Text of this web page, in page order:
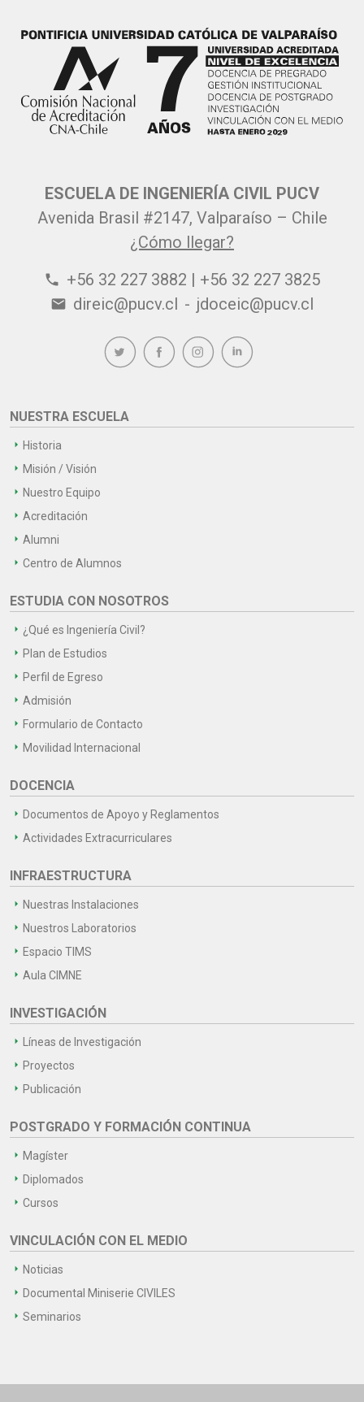
ESCUELA DE INGENIERÍA CIVIL PUCV
Avenida Brasil #2147, Valparaíso – Chile
¿Cómo llegar?
phone +56 32 227 3882 | +56 32 227 3825
email direic@pucv.cl - jdoceic@pucv.cl
NUESTRA ESCUELA
Historia
Misión / Visión
Nuestro Equipo
Acreditación
Alumni
Centro de Alumnos
ESTUDIA CON NOSOTROS
¿Qué es Ingeniería Civil?
Plan de Estudios
Perfil de Egreso
Admisión
Formulario de Contacto
Movilidad Internacional
DOCENCIA
Documentos de Apoyo y Reglamentos
Actividades Extracurriculares
INFRAESTRUCTURA
Nuestras Instalaciones
Nuestros Laboratorios
Espacio TIMS
Aula CIMNE
INVESTIGACIÓN
Líneas de Investigación
Proyectos
Publicación
POSTGRADO Y FORMACIÓN CONTINUA
Magíster
Diplomados
Cursos
VINCULACIÓN CON EL MEDIO
Noticias
Documental Miniserie CIVILES
Seminarios